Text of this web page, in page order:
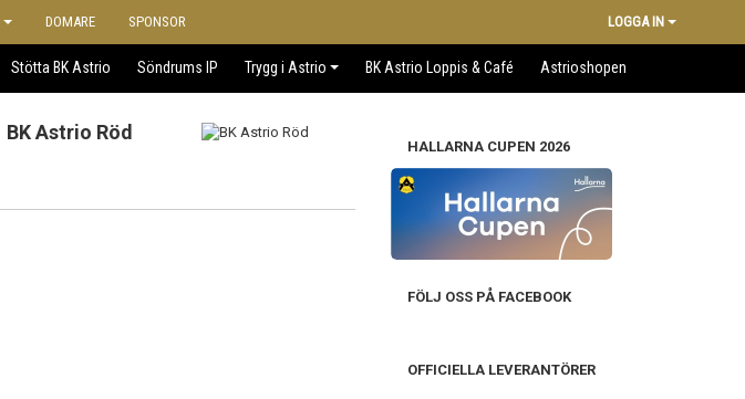
DOMARE SPONSOR LOGGA IN
Stötta BK Astrio Söndrums IP Trygg i Astrio BK Astrio Loppis & Café Astrioshopen
BK Astrio Röd
HALLARNA CUPEN 2026
FÖLJ OSS PÅ FACEBOOK
OFFICIELLA LEVERANTÖRER